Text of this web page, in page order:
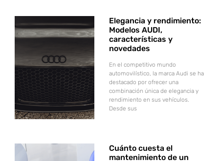
Elegancia y rendimiento:
Modelos AUDI,
características y
novedades
En el competitivo mundo
automovilístico, la marca Audi se ha
destacado por ofrecer una
combinación única de elegancia y
rendimiento en sus vehículos.
Desde sus
Cuánto cuesta el
mantenimiento de un